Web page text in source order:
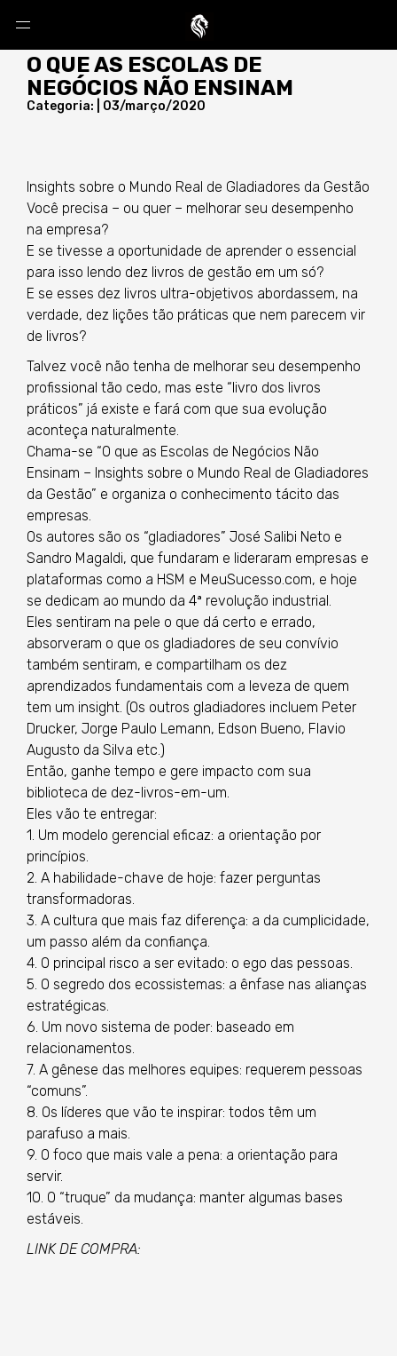
O QUE AS ESCOLAS DE
NEGÓCIOS NÃO ENSINAM
Categoria: | 03/março/2020
Insights sobre o Mundo Real de Gladiadores da Gestão
Você precisa – ou quer – melhorar seu desempenho
na empresa?
E se tivesse a oportunidade de aprender o essencial
para isso lendo dez livros de gestão em um só?
E se esses dez livros ultra-objetivos abordassem, na
verdade, dez lições tão práticas que nem parecem vir
de livros?
Talvez você não tenha de melhorar seu desempenho
profissional tão cedo, mas este “livro dos livros
práticos” já existe e fará com que sua evolução
aconteça naturalmente.
Chama-se “O que as Escolas de Negócios Não
Ensinam – Insights sobre o Mundo Real de Gladiadores
da Gestão” e organiza o conhecimento tácito das
empresas.
Os autores são os “gladiadores” José Salibi Neto e
Sandro Magaldi, que fundaram e lideraram empresas e
plataformas como a HSM e MeuSucesso.com, e hoje
se dedicam ao mundo da 4ª revolução industrial.
Eles sentiram na pele o que dá certo e errado,
absorveram o que os gladiadores de seu convívio
também sentiram, e compartilham os dez
aprendizados fundamentais com a leveza de quem
tem um insight. (Os outros gladiadores incluem Peter
Drucker, Jorge Paulo Lemann, Edson Bueno, Flavio
Augusto da Silva etc.)
Então, ganhe tempo e gere impacto com sua
biblioteca de dez-livros-em-um.
Eles vão te entregar:
1. Um modelo gerencial eficaz: a orientação por
princípios.
2. A habilidade-chave de hoje: fazer perguntas
transformadoras.
3. A cultura que mais faz diferença: a da cumplicidade,
um passo além da confiança.
4. O principal risco a ser evitado: o ego das pessoas.
5. O segredo dos ecossistemas: a ênfase nas alianças
estratégicas.
6. Um novo sistema de poder: baseado em
relacionamentos.
7. A gênese das melhores equipes: requerem pessoas
“comuns”.
8. Os líderes que vão te inspirar: todos têm um
parafuso a mais.
9. O foco que mais vale a pena: a orientação para
servir.
10. O “truque” da mudança: manter algumas bases
estáveis.
LINK DE COMPRA: